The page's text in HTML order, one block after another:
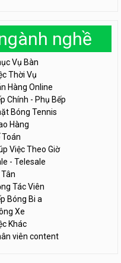
nghề
Vụ Bàn
Thời Vụ
Hàng Online
Chính - Phụ Bếp
Bóng Tennis
Hàng
Toán
Việc Theo Giờ
- Telesale
Tân
Tác Viên
Bóng Bi a
Xe
Khác
viên content